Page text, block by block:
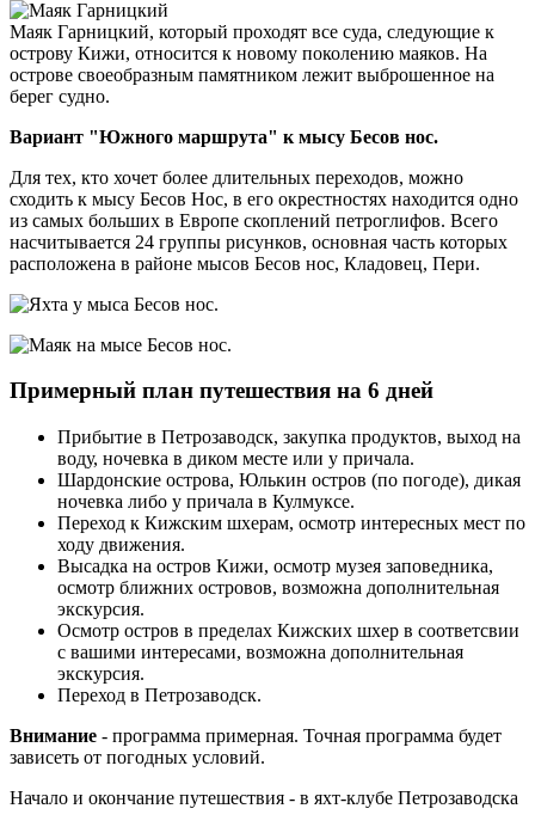
Маяк Гарницкий, который проходят все суда, следующие к
острову Кижи, относится к новому поколению маяков. На
острове своеобразным памятником лежит выброшенное на
берег судно.
Вариант "Южного маршрута" к мысу Бесов нос.
Для тех, кто хочет более длительных переходов, можно
сходить к мысу Бесов Нос, в его окрестностях находится одно
из самых больших в Европе скоплений петроглифов. Всего
насчитывается 24 группы рисунков, основная часть которых
расположена в районе мысов Бесов нос, Кладовец, Пери.
Примерный план путешествия на 6 дней
Прибытие в Петрозаводск, закупка продуктов, выход на
воду, ночевка в диком месте или у причала.
Шардонские острова, Юлькин остров (по погоде), дикая
ночевка либо у причала в Кулмуксе.
Переход к Кижским шхерам, осмотр интересных мест по
ходу движения.
Высадка на остров Кижи, осмотр музея заповедника,
осмотр ближних островов, возможна дополнительная
экскурсия.
Осмотр остров в пределах Кижских шхер в соответсвии
с вашими интересами, возможна дополнительная
экскурсия.
Переход в Петрозаводск.
Внимание - программа примерная. Точная программа будет
зависеть от погодных условий.
Начало и окончание путешествия - в яхт-клубе Петрозаводска